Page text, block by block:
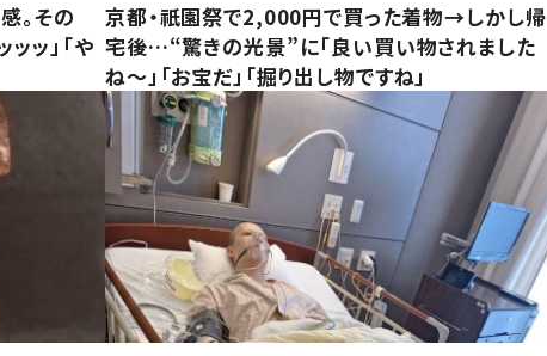
。その
ッ」「や
京都・祇園祭で2,000円で買った着物→しかし帰
宅後…“驚きの光景”に「良い買い物されました
ね～」「お宝だ」「掘り出し物ですね」